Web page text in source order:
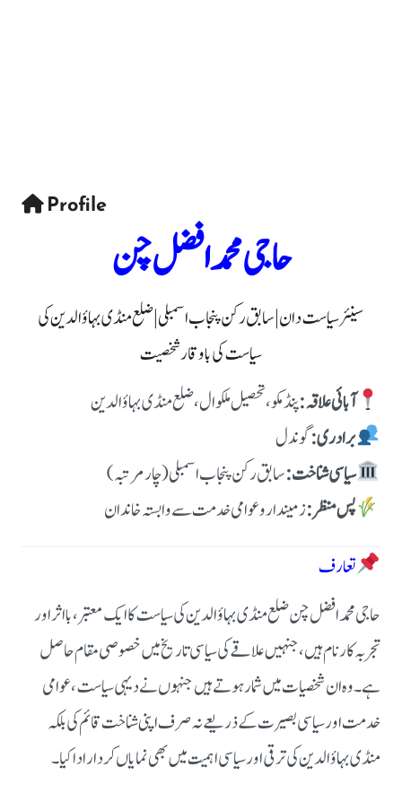
Profile
حاجی محمد افضل چن
سینئر سیاست دان | سابق رکن پنجاب اسمبلی | ضلع منڈی بہاؤالدین کی
سیاست کی باوقار شخصیت
آبائی علاقہ:پنڈ مکو، تحصیل ملکوال، ضلع منڈی بہاؤالدین
برادری:گوندل
سیاسی شناخت:سابق رکن پنجاب اسمبلی (چار مرتبہ)
پس منظر:زمیندار و عوامی خدمت سے وابستہ خاندان
تعارف
حاجی محمد افضل چن ضلع منڈی بہاؤالدین کی سیاست کا ایک معتبر، بااثر اور
تجربہ کار نام ہیں، جنہیں علاقے کی سیاسی تاریخ میں خصوصی مقام حاصل
ہے۔ وہ ان شخصیات میں شمار ہوتے ہیں جنہوں نے دیہی سیاست، عوامی
خدمت اور سیاسی بصیرت کے ذریعے نہ صرف اپنی شناخت قائم کی بلکہ
منڈی بہاؤالدین کی ترقی اور سیاسی اہمیت میں بھی نمایاں کردار ادا کیا۔